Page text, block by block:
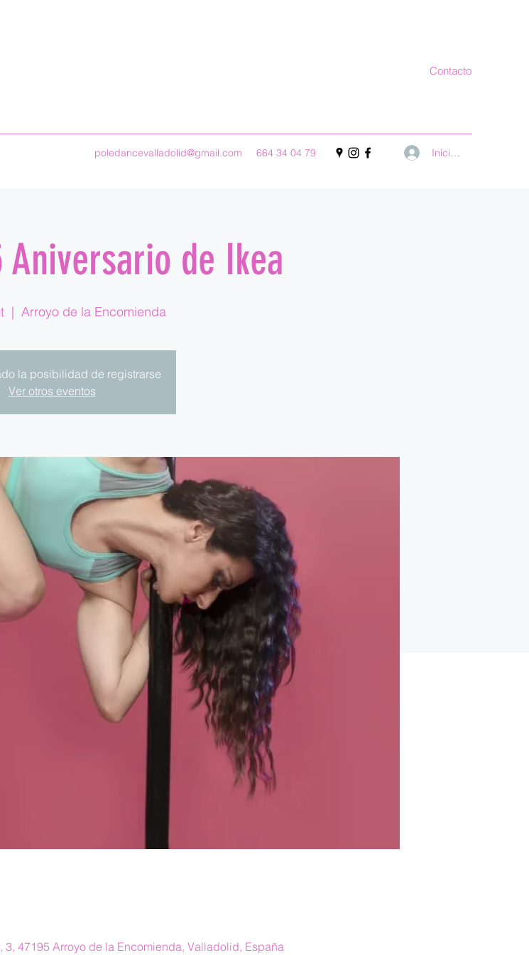
Contacto
poledancevalladolid@gmail.com 664 34 04 79 Iniciar sesión
Aniversario de Ikea
  |
Arroyo de la Encomienda
la posibilidad de registrarse
Ver otros eventos
47195 Arroyo de la Encomienda, Valladolid, España